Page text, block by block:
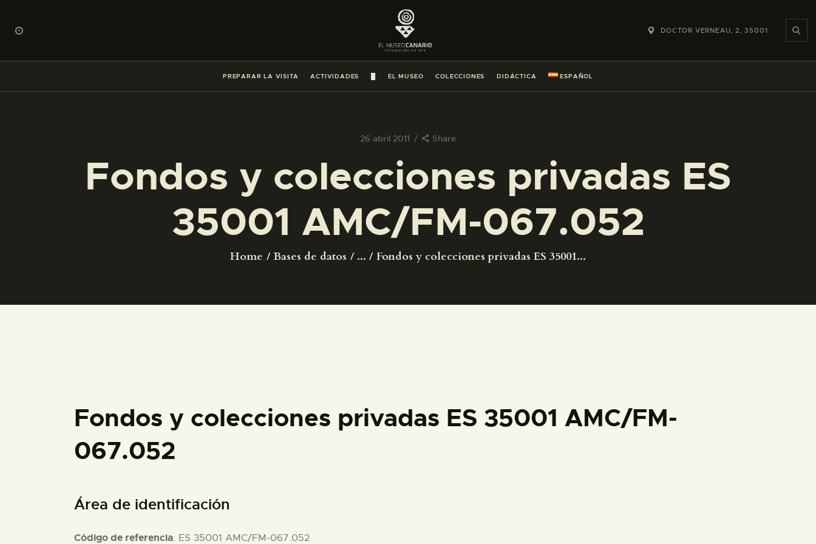
DOCTOR VERNEAU, 2, 35001
PREPARAR LA VISITA ACTIVIDADES EL MUSEO COLECCIONES DIDÁCTICA ESPAÑOL
26 abril 2011 Share
Fondos y colecciones privadas ES
35001 AMC/FM-067.052
Home Bases de datos ... Fondos y colecciones privadas ES 35001...
PREPARAR LA VISITA
ACTIVIDADES
█
COLECCIONES
DIDÁCTICA
ESPAÑOL
Fondos y colecciones privadas ES 35001 AMC/FM-
067.052
Área de identificación
Código de referencia: ES 35001 AMC/FM-067.052